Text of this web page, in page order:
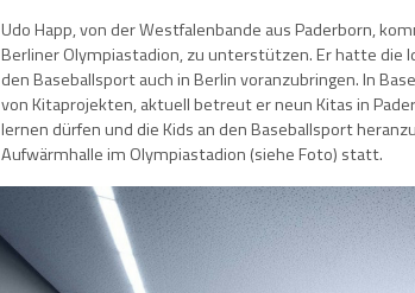
Udo Happ, von der Westfalenbande aus Paderborn,
Berliner Olympiastadion, zu unterstützen. Er hatte die
den Baseballsport auch in Berlin voranzubringen. In
von Kitaprojekten, aktuell betreut er neun Kitas in
lernen dürfen und die Kids an den Baseballsport
Aufwärmhalle im Olympiastadion (siehe Foto) statt.